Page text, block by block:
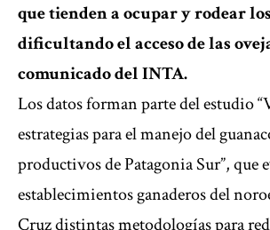
que tienden a ocupar y rodear
dificultando el acceso de las
comunicado del INTA.
Los datos forman parte del estudio
estrategias para el manejo del
productivos de Patagonia Sur”, que
establecimientos ganaderos del
Cruz distintas metodologías para